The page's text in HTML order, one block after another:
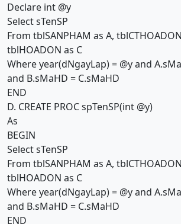
Declare int @y
Select sTenSP
From tblSANPHAM as A,
tblHOADON as C
Where year(dNgayLap) = @y and
and B.sMaHD = C.sMaHD
END
D. CREATE PROC spTenSP(int @y)
As
BEGIN
Select sTenSP
From tblSANPHAM as A,
tblHOADON as C
Where year(dNgayLap) = @y and
and B.sMaHD = C.sMaHD
END